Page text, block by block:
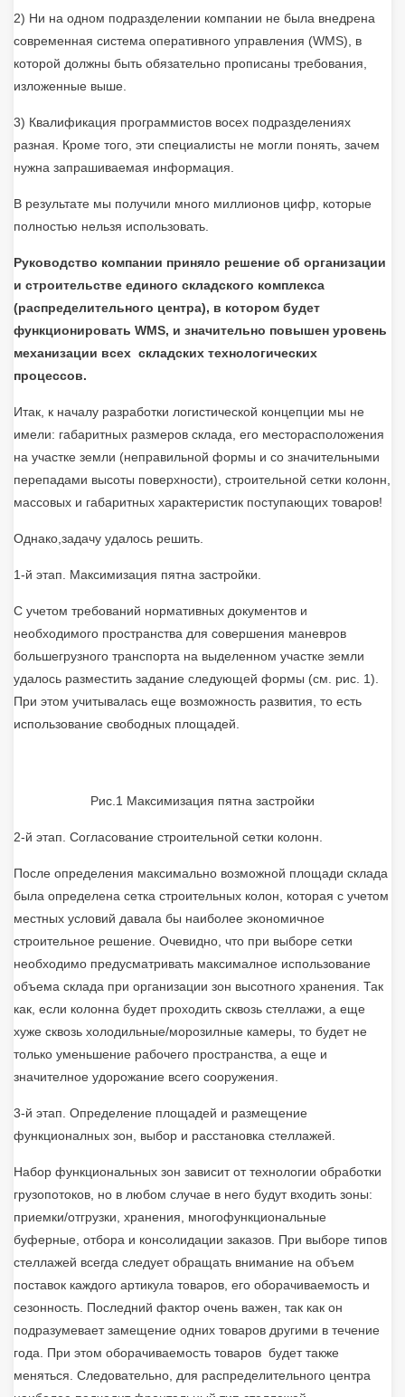
2) Ни на одном подразделении компании не была внедрена
современная система оперативного управления (WMS), в
которой должны быть обязательно прописаны требования,
изложенные выше.
3) Квалификация программистов восех подразделениях
разная. Кроме того, эти специалисты не могли понять, зачем
нужна запрашиваемая информация.
В результате мы получили много миллионов цифр, которые
полностью нельзя использовать.
Руководство компании приняло решение об организации
и строительстве единого складского комплекса
(распределительного центра), в котором будет
функционировать WMS, и значительно повышен уровень
механизации всех складских технологических
процессов.
Итак, к началу разработки логистической концепции мы не
имели: габаритных размеров склада, его месторасположения
на участке земли (неправильной формы и со значительными
перепадами высоты поверхности), строительной сетки колонн,
массовых и габаритных характеристик поступающих товаров!
Однако,задачу удалось решить.
1-й этап. Максимизация пятна застройки.
С учетом требований нормативных документов и
необходимого пространства для совершения маневров
большегрузного транспорта на выделенном участке земли
удалось разместить задание следующей формы (см. рис. 1).
При этом учитывалась еще возможность развития, то есть
использование свободных площадей.
Рис.1 Максимизация пятна застройки
2-й этап. Согласование строительной сетки колонн.
После определения максимально возможной площади склада
была определена сетка строительных колон, которая с учетом
местных условий давала бы наиболее экономичное
строительное решение. Очевидно, что при выборе сетки
необходимо предусматривать максималное использование
объема склада при организации зон высотного хранения. Так
как, если колонна будет проходить сквозь стеллажи, а еще
хуже сквозь холодильные/морозилные камеры, то будет не
только уменьшение рабочего пространства, а еще и
значителное удорожание всего сооружения.
3-й этап. Определение площадей и размещение
функционалных зон, выбор и расстановка стеллажей.
Набор функциональных зон зависит от технологии обработки
грузопотоков, но в любом случае в него будут входить зоны:
приемки/отгрузки, хранения, многофункциональные
буферные, отбора и консолидации заказов. При выборе типов
стеллажей всегда следует обращать внимание на объем
поставок каждого артикула товаров, его оборачиваемость и
сезонность. Последний фактор очень важен, так как он
подразумевает замещение одних товаров другими в течение
года. При этом оборачиваемость товаров будет также
меняться. Следовательно, для распределительного центра